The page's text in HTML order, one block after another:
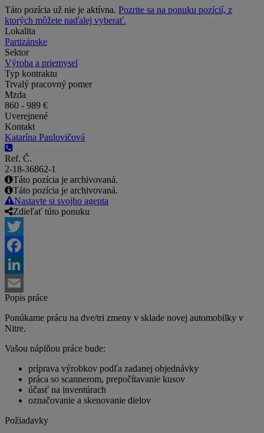
Táto pozícia už nie je aktívna. Pozrite sa na ponuku pozícií, z
ktorých môžete naďalej vyberať.
Lokalita
Partizánske
Sektor
Výroba a priemysel
Typ kontraktu
Trvalý pracovný pomer
Mzda
860 - 989 €
Uverejnené
Kontakt
Katarína Paulovičová
Ref. Č.
2-18-36862-1
Táto pozícia je archivovaná.
Táto pozícia je archivovaná.
Nastavte si svojho agenta
Zdieľať túto ponuku
Twitter
Facebook
LinkedIn
Email
Popis práce
Ponúkame prácu na dve/tri zmeny v sklade novej automobilky v
Nitre.
Vašou náplňou práce bude:
príprava výrobkov podľa zadanej objednávky
práca so scannerom, prepočítavanie kusov
účasť na inventúrach
označovanie a skenovanie dielov
Požiadavky